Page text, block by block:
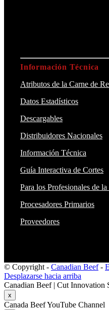
Información Técnica
Atributos de la Carne de
Datos Estadísticos
Descargables
Distribuidores Nacionales
Información Técnica
Guía Interactiva de Cortes
Para los Profesionales de la
Procesadores Primarios
Proveedores
© Copyright - Canadian Beef-
Desplazarse hacia arriba
Canadian Beef | Cut Innovation
x
Canada Beef YouTube Channel